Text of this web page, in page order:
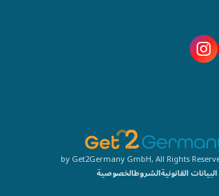
البيانات القانونيةالشروطالخصوصية